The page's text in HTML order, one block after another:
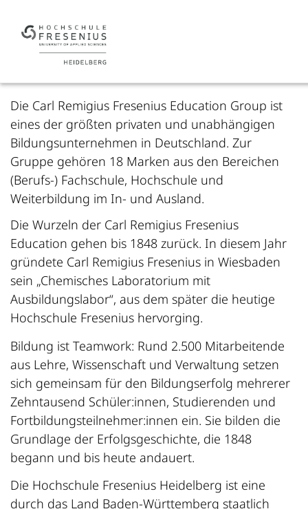
Die Carl Remigius Fresenius Education Group ist
eines der größten privaten und unabhängigen
Bildungsunternehmen in Deutschland. Zur
Gruppe gehören 18 Marken aus den Bereichen
(Berufs-) Fachschule, Hochschule und
Weiterbildung im In- und Ausland.
Die Wurzeln der Carl Remigius Fresenius
Education gehen bis 1848 zurück. In diesem Jahr
gründete Carl Remigius Fresenius in Wiesbaden
sein „Chemisches Laboratorium mit
Ausbildungslabor“, aus dem später die heutige
Hochschule Fresenius hervorging.
Bildung ist Teamwork: Rund 2.500 Mitarbeitende
aus Lehre, Wissenschaft und Verwaltung setzen
sich gemeinsam für den Bildungserfolg mehrerer
Zehntausend Schüler:innen, Studierenden und
Fortbildungsteilnehmer:innen ein. Sie bilden die
Grundlage der Erfolgsgeschichte, die 1848
begann und bis heute andauert.
Die Hochschule Fresenius Heidelberg ist eine
durch das Land Baden-Württemberg staatlich